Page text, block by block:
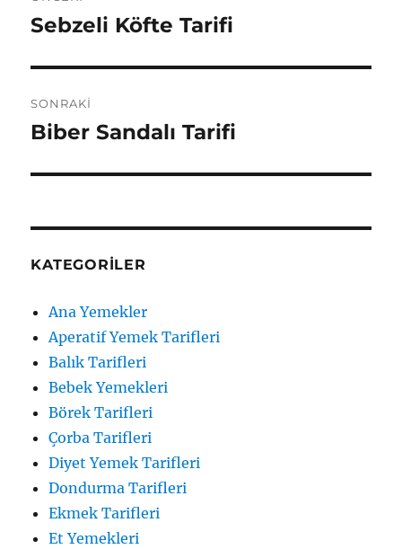
gezinmesi
Önceki
Sebzeli Köfte Tarifi
SONRAKI
Sonraki
Biber Sandalı Tarifi
KATEGORILER
Ana Yemekler
Aperatif Yemek Tarifleri
Balık Tarifleri
Bebek Yemekleri
Börek Tarifleri
Çorba Tarifleri
Diyet Yemek Tarifleri
Dondurma Tarifleri
Ekmek Tarifleri
Et Yemekleri